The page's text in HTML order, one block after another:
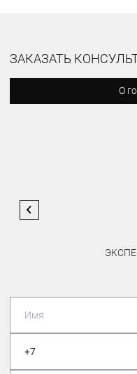
ЗАКАЗАТЬ
О